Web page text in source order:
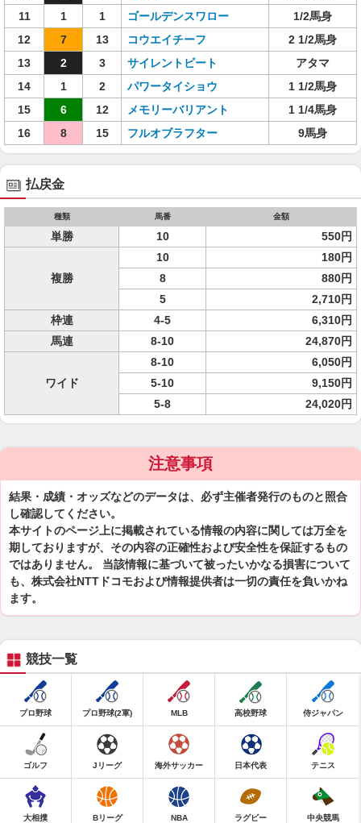
11
1 1 ゴールデンスワロー
1/2馬身
12
7 13 コウエイチーフ
2 1/2馬身
13
2 3 サイレントビート
アタマ
14
1 2 パワータイショウ
1 1/2馬身
15
6 12 メモリーバリアント
1 1/4馬身
16
8 15 フルオブラフター 9馬身
払戻金
種類 馬番 金額
単勝 10 550円
複勝
10
180円
8
880円
5
2,710円
枠連
4-5
6,310円
馬連
8-10 24,870円
ワイド
8-10
6,050円
5-10
9,150円
5-8
24,020円
注意事項
結果・成績・オッズなどのデータは、必ず主催者発行のものと照合
し確認してください。
本サイトのページ上に掲載されている情報の内容に関しては万全を
期しておりますが、その内容の正確性および安全性を保証するもの
ではありません。 当該情報に基づいて被ったいかなる損害について
も、株式会社NTTドコモおよび情報提供者は一切の責任を負いかね
ます。
競技一覧
プロ野球 プロ野球(2軍) MLB 高校野球 侍ジャパン
ゴルフ Jリーグ 海外サッカー 日本代表 テニス
大相撲 Bリーグ NBA ラグビー 中央競馬